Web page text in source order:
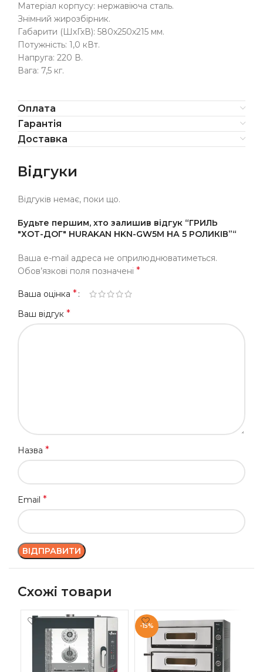
Матеріал корпусу: нержавіюча сталь.
Знімний жирозбірник.
Габарити (ШхГхВ): 580х250х215 мм.
Потужність: 1,0 кВт.
Напруга: 220 В.
Вага: 7,5 кг.
Оплата
Гарантія
Доставка
Відгуки
Відгуків немає, поки що.
Будьте першим, хто залишив відгук “ГРИЛЬ
"ХОТ-ДОГ" HURAKAN HKN-GW5M НА 5 РОЛИКІВ”“
Ваша e-mail адреса не оприлюднюватиметься.
Обов’язкові поля позначені *
Ваша оцінка *
Ваш відгук *
Назва *
Email *
Схожі товари
-15%